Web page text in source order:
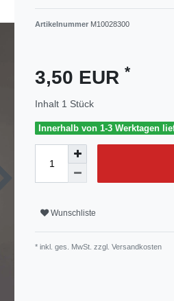
Artikelnummer M10028300
3,50 EUR *
Inhalt 1 Stück
Innerhalb von 1-3 Werktagen
Wunschliste
* inkl. ges. MwSt. zzgl. Versandkosten